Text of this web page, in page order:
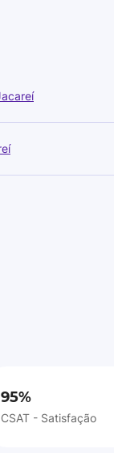
95%
CSAT - Satisfação